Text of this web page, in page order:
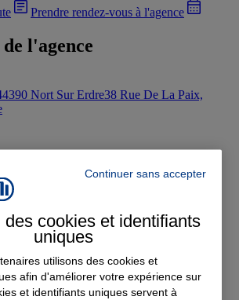
Prendre rendez-vous à l'agence
l'agence
Nort Sur Erdre38 Rue De La Paix,
mail Continuer sans accepter
des cookies et identifiants
uniques
utilisons des cookies et
afin d'améliorer votre expérience sur
et identifiants uniques servent à